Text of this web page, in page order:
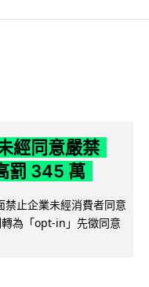
經同意嚴禁
罰 345 萬
止企業未經消費者同意
為「opt-in」先徵同意